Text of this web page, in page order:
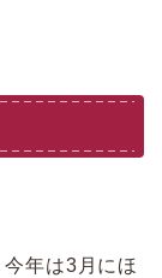
年は3月にほ